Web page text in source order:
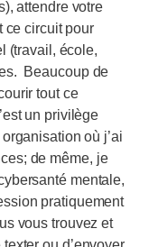
attendre votre
ce circuit pour
(travail, école,
Beaucoup de
tout ce
un privilège
où j’ai
de même, je
mentale,
pratiquement
vous trouvez et